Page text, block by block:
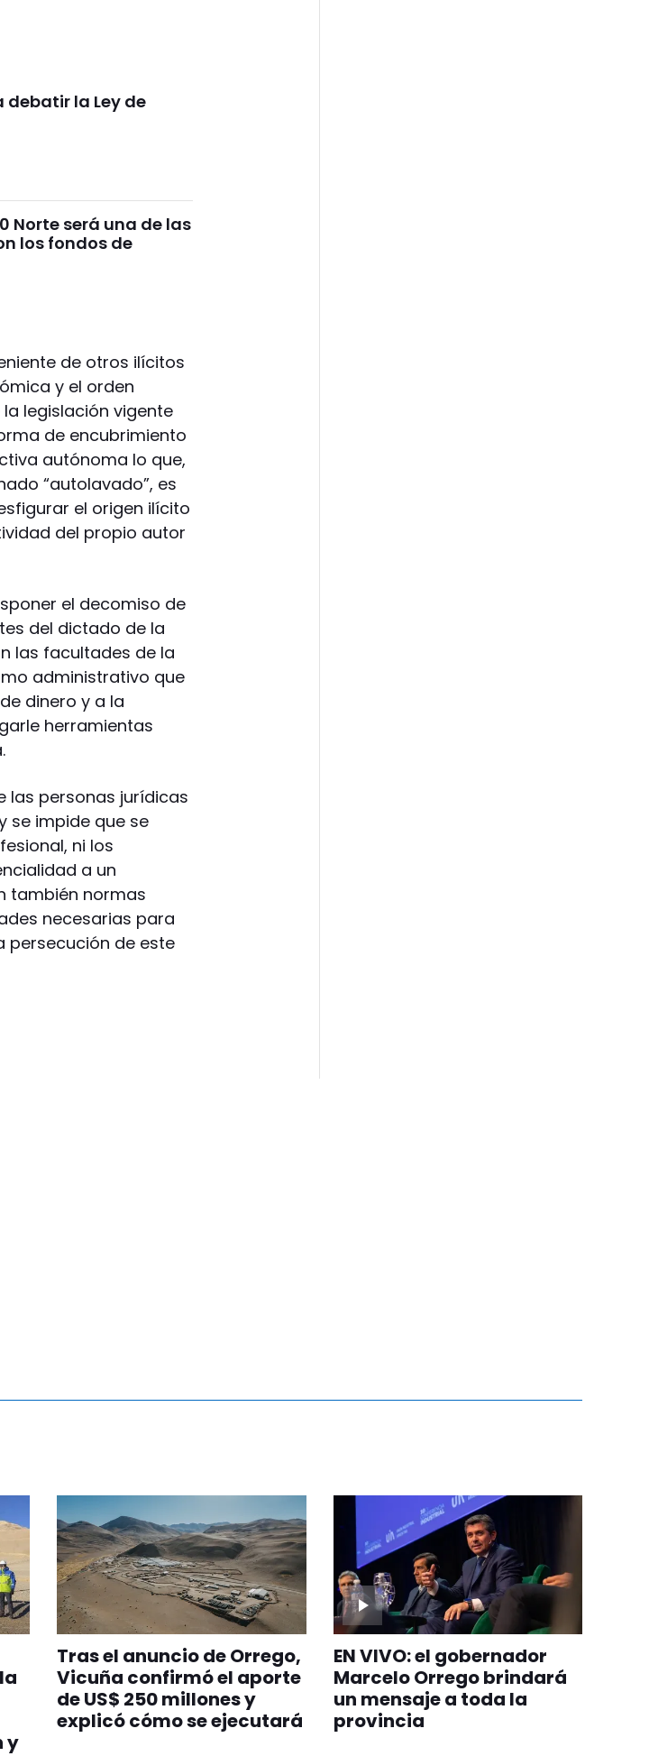
debatir la Ley de
Norte será una de las
los fondos de
de otros ilícitos
y el orden
legislación vigente
de encubrimiento
autónoma lo que,
“autolavado”, es
el origen ilícito
del propio autor
el decomiso de
del dictado de la
las facultades de la
administrativo que
dinero y a la
herramientas
las personas jurídicas
se impide que se
ni los
a un
también normas
necesarias para
persecución de este
y
Tras el anuncio de Orrego,
Vicuña confirmó el aporte
de US$ 250 millones y
explicó cómo se ejecutará
EN VIVO: el gobernador
Marcelo Orrego brindará
un mensaje a toda la
provincia